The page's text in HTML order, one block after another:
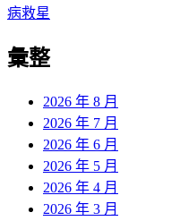
導
覽
病救星
彙整
2026 年 8 月
2026 年 7 月
2026 年 6 月
2026 年 5 月
2026 年 4 月
2026 年 3 月